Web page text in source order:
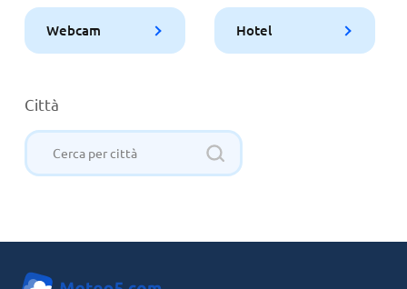
Webcam Hotel
Città